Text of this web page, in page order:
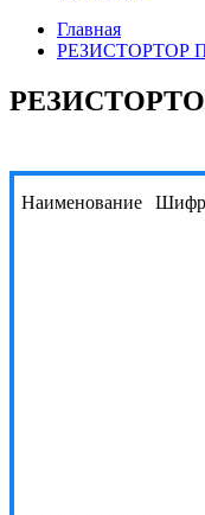
Главная
РЕЗИСТОРТОР
Наименование Шифр